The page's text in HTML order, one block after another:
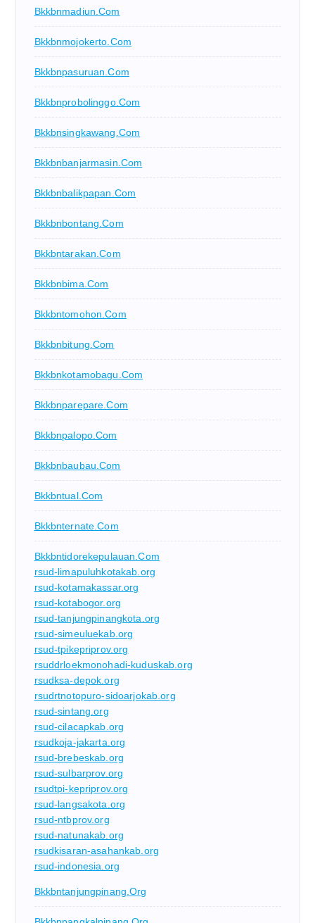
Bkkbnmadiun.com
Bkkbnmojokerto.com
Bkkbnpasuruan.com
Bkkbnprobolinggo.com
Bkkbnsingkawang.com
Bkkbnbanjarmasin.com
Bkkbnbalikpapan.com
Bkkbnbontang.com
Bkkbntarakan.com
Bkkbnbima.com
Bkkbntomohon.com
Bkkbnbitung.com
Bkkbnkotamobagu.com
Bkkbnparepare.com
Bkkbnpalopo.com
Bkkbnbaubau.com
Bkkbntual.com
Bkkbnternate.com
Bkkbntidorekepulauan.com
rsud-limapuluhkotakab.org
rsud-kotamakassar.org
rsud-kotabogor.org
rsud-tanjungpinangkota.org
rsud-simeuluekab.org
rsud-tpikepriprov.org
rsuddrloekmonohadi-kuduskab.org
rsudksa-depok.org
rsudrtnotopuro-sidoarjokab.org
rsud-sintang.org
rsud-cilacapkab.org
rsudkoja-jakarta.org
rsud-brebeskab.org
rsud-sulbarprov.org
rsudtpi-kepriprov.org
rsud-langsakota.org
rsud-ntbprov.org
rsud-natunakab.org
rsudkisaran-asahankab.org
rsud-indonesia.org
Bkkbntanjungpinang.org